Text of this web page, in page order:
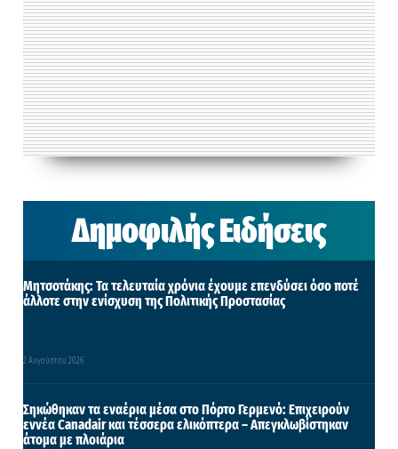
Δημοφιλής Ειδήσεις
Μητσοτάκης: Τα τελευταία χρόνια έχουμε επενδύσει όσο ποτέ
άλλοτε στην ενίσχυση της Πολιτικής Προστασίας
2 Αυγούστου 2026
Σηκώθηκαν τα εναέρια μέσα στο Πόρτο Γερμενό: Επιχειρούν
εννέα Canadair και τέσσερα ελικόπτερα – Απεγκλωβίστηκαν
άτομα με πλοιάρια